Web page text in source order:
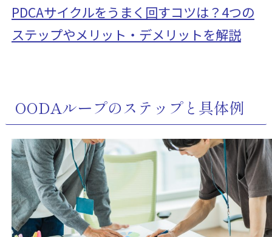
PDCAサイクルをうまく回すコツは？4つの
ステップやメリット・デメリットを解説
OODAループのステップと具体例